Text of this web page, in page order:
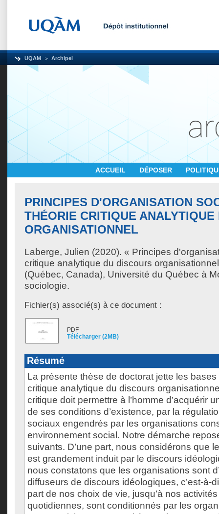
UQAM Archipel
ACCUEIL DÉPOSER
PRINCIPES D'ORGANISATION
THÉORIE CRITIQUE ANALYTIQUE
ORGANISATIONNEL
Laberge, Julien (2020). « Principes
critique analytique du discours
(Québec, Canada), Université du Québec à
sociologie.
Fichier(s) associé(s) à ce document :
PDF
Télécharger (2MB)
Résumé
La présente thèse de doctorat jette les bases
critique analytique du discours
critique doit permettre à l’homme d’acquérir
de ses conditions d’existence, par la
sociaux engendrés par les organisations
environnement social. Notre démarche
suivants. D’une part, nous considérons que
est grandement induit par le discours
nous constatons que les organisations sont
diffuseurs de discours idéologiques, c’est-à-
part de nos choix de vie, jusqu’à nos
quotidiennes, sont conditionnés par les